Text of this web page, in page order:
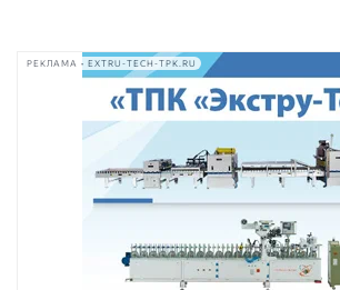
РЕКЛАМА • EXTRU-TECH-TPK.RU